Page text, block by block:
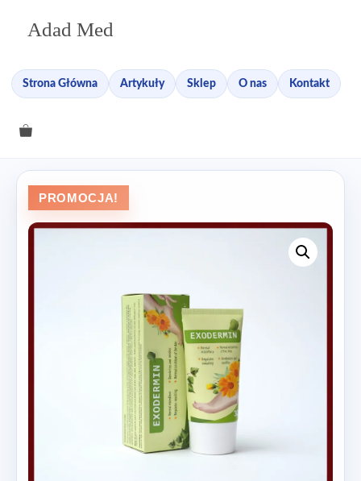
Adad Med
Strona Główna Artykuły Sklep O nas Kontakt
PROMOCJA!